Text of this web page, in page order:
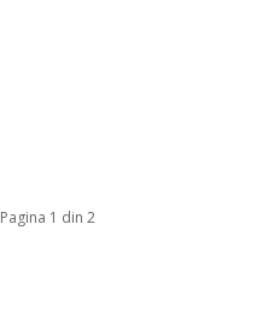
Pagina 1 din 2